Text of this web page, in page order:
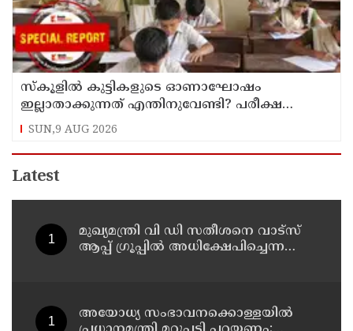
സ്‌കൂളില്‍ കുട്ടികളുടെ ഓണാഘോഷം
ഇല്ലാതാക്കുന്നത് എന്തിനുവേണ്ടി? പരീക്ഷ
ഷെഡ്യൂള്‍ മാറ്റിയത് തിരുത്തുമോ?
SUN,9 AUG 2026
Latest
മുഖ്യമന്ത്രി വി ഡി സതീശനെ വാട്‌സ്
ആപ്പ് ഗ്രൂപ്പില്‍ അധിക്ഷേപിച്ചെന്ന
അയോധ്യ സംഭാവനക്കൊള്ളയില്‍